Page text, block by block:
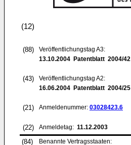
(12)
(88)
Veröffentlichungstag A3:
13.10.2004 Patentblatt 2004/42
(43)
Veröffentlichungstag A2:
16.06.2004 Patentblatt 2004/25
(21) Anmeldenummer: 03028423.6
(22) Anmeldetag: 11.12.2003
(84) Benannte Vertragsstaaten: